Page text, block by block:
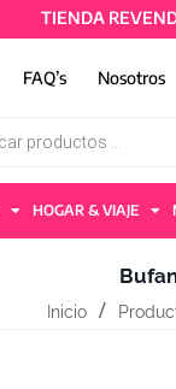
TIENDA
FAQ’s Nosotros
HOGAR & VIAJE
Inicio